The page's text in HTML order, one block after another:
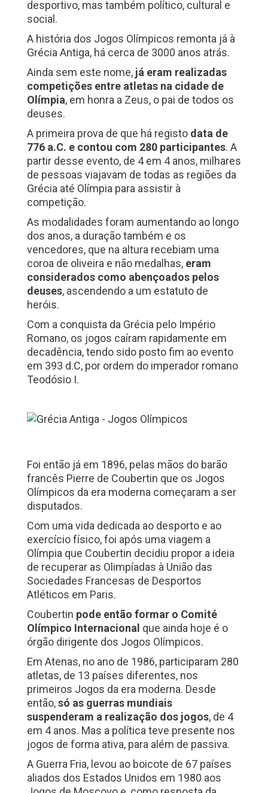
desportivo, mas também político, cultural e
social.
A história dos Jogos Olímpicos remonta já à
Grécia Antiga, há cerca de 3000 anos atrás.
Ainda sem este nome, já eram realizadas
competições entre atletas na cidade de
Olímpia, em honra a Zeus, o pai de todos os
deuses.
A primeira prova de que há registo data de
776 a.C. e contou com 280 participantes. A
partir desse evento, de 4 em 4 anos, milhares
de pessoas viajavam de todas as regiões da
Grécia até Olímpia para assistir à
competição.
As modalidades foram aumentando ao longo
dos anos, a duração também e os
vencedores, que na altura recebiam uma
coroa de oliveira e não medalhas, eram
considerados como abençoados pelos
deuses, ascendendo a um estatuto de
heróis.
Com a conquista da Grécia pelo Império
Romano, os jogos caíram rapidamente em
decadência, tendo sido posto fim ao evento
em 393 d.C, por ordem do imperador romano
Teodósio I.
Foi então já em 1896, pelas mãos do barão
francês Pierre de Coubertin que os Jogos
Olímpicos da era moderna começaram a ser
disputados.
Com uma vida dedicada ao desporto e ao
exercício físico, foi após uma viagem a
Olímpia que Coubertin decidiu propor a ideia
de recuperar as Olimpíadas à União das
Sociedades Francesas de Desportos
Atléticos em Paris.
Coubertin pode então formar o Comité
Olímpico Internacional que ainda hoje é o
órgão dirigente dos Jogos Olímpicos.
Em Atenas, no ano de 1986, participaram 280
atletas, de 13 países diferentes, nos
primeiros Jogos da era moderna. Desde
então,só as guerras mundiais
suspenderam a realização dos jogos, de 4
em 4 anos. Mas a política teve presente nos
jogos de forma ativa, para além de passiva.
A Guerra Fria, levou ao boicote de 67 países
aliados dos Estados Unidos em 1980 aos